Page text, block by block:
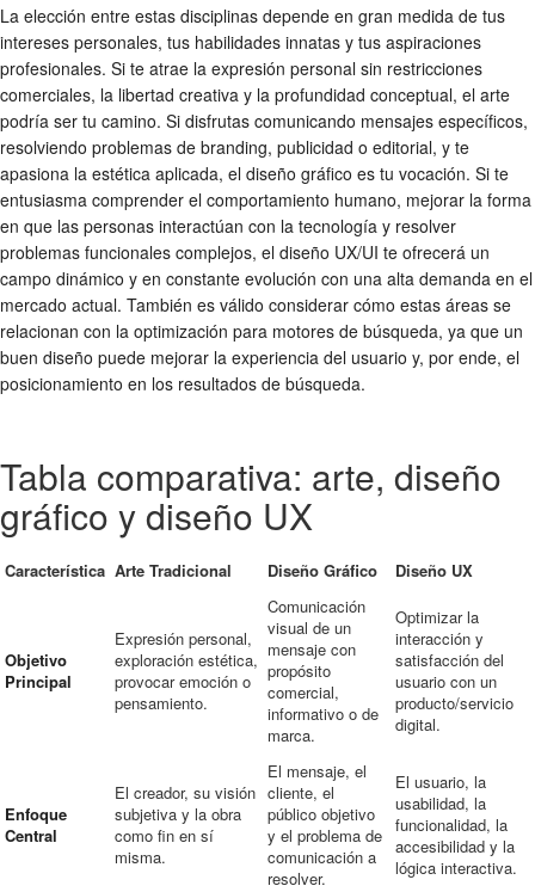
La elección entre estas disciplinas depende en gran medida de tus
intereses personales, tus habilidades innatas y tus aspiraciones
profesionales. Si te atrae la expresión personal sin restricciones
comerciales, la libertad creativa y la profundidad conceptual, el arte
podría ser tu camino. Si disfrutas comunicando mensajes específicos,
resolviendo problemas de branding, publicidad o editorial, y te
apasiona la estética aplicada, el diseño gráfico es tu vocación. Si te
entusiasma comprender el comportamiento humano, mejorar la forma
en que las personas interactúan con la tecnología y resolver
problemas funcionales complejos, el diseño UX/UI te ofrecerá un
campo dinámico y en constante evolución con una alta demanda en el
mercado actual. También es válido considerar cómo estas áreas se
relacionan con la optimización para motores de búsqueda, ya que un
buen diseño puede mejorar la experiencia del usuario y, por ende, el
posicionamiento en los resultados de búsqueda.
Tabla comparativa: arte, diseño
gráfico y diseño UX
Característica Arte Tradicional Diseño Gráfico Diseño UX
Objetivo
Principal
Expresión personal,
exploración estética,
provocar emoción o
pensamiento.
Comunicación
visual de un
mensaje con
propósito
comercial,
informativo o de
marca.
Optimizar la
interacción y
satisfacción del
usuario con un
producto/servicio
digital.
Enfoque
Central
El creador, su visión
subjetiva y la obra
como fin en sí
misma.
El mensaje, el
cliente, el
público objetivo
y el problema de
comunicación a
resolver.
El usuario, la
usabilidad, la
funcionalidad, la
accesibilidad y la
lógica interactiva.